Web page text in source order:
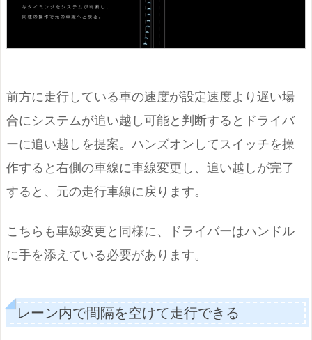
前方に走行している車の速度が設定速度より遅い場
合にシステムが追い越し可能と判断するとドライバ
ーに追い越しを提案。ハンズオンしてスイッチを操
作すると右側の車線に車線変更し、追い越しが完了
すると、元の走行車線に戻ります。
こちらも車線変更と同様に、ドライバーはハンドル
に手を添えている必要があります。
レーン内で間隔を空けて走行できる